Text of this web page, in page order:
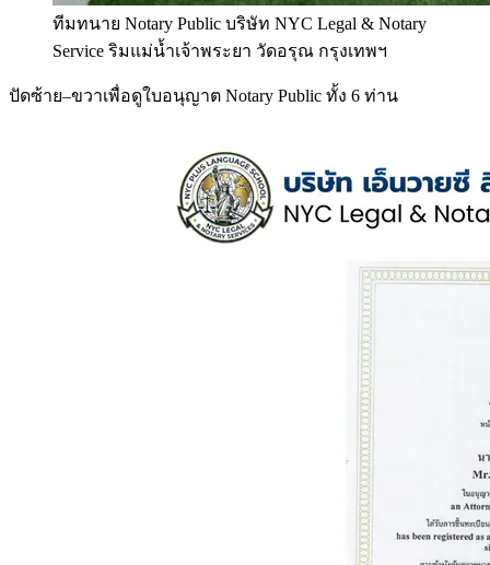
ทีมทนาย Notary Public บริษัท NYC Legal & Notary
Service ริมแม่น้ำเจ้าพระยา วัดอรุณ กรุงเทพฯ
ปัดซ้าย–ขวาเพื่อดูใบอนุญาต Notary Public ทั้ง 6 ท่าน